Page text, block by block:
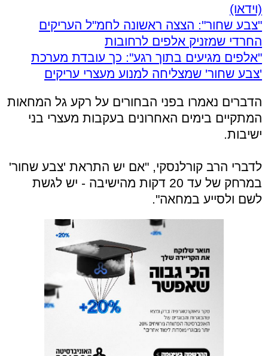
(וידאו)
"צבע שחור": הצצה ראשונה לחמ"ל העריקים
החרדי שמזניק אלפים לרחובות
"אלפים מגיעים בתוך רגע": כך עובדת מערכת
'צבע שחור' שמצליחה למנוע מעצרי עריקים
הדברים נאמרו בפני הבחורים על רקע גל המחאות
המתקיים בימים האחרונים בעקבות מעצרי בני
ישיבות.
לדברי הרב קורלנסקי, "אם יש התראת 'צבע שחור'
במרחק של עד 20 דקות מהישיבה - יש לגשת
לשם ולסייע במחאה".